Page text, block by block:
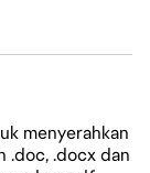
menyerahkan
.doc, .docx dan